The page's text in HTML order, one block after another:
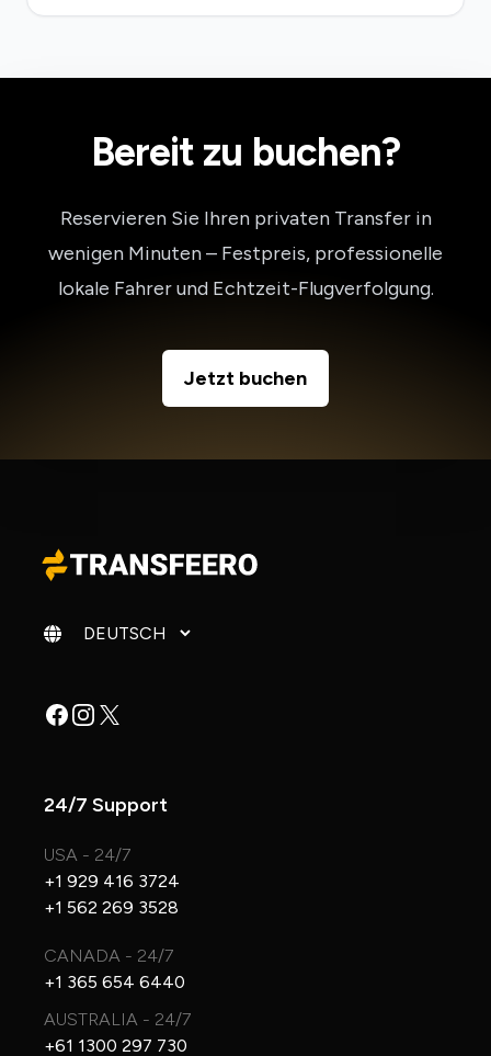
Bereit zu buchen?
Reservieren Sie Ihren privaten Transfer in
wenigen Minuten – Festpreis, professionelle
lokale Fahrer und Echtzeit-Flugverfolgung.
Jetzt buchen
Sprache ändern
Facebook
Instagram
X
24/7 Support
USA - 24/7
+1 929 416 3724
+1 562 269 3528
CANADA - 24/7
+1 365 654 6440
AUSTRALIA - 24/7
+61 1300 297 730